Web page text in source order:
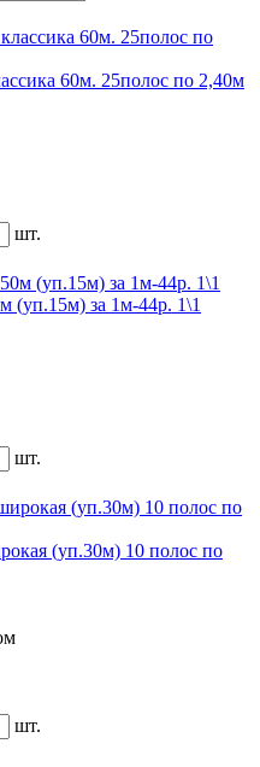
60м. 25полос по 2,40м
шт.
(уп.15м) за 1м-44р. 1\1
шт.
(уп.30м) 10 полос по
шт.